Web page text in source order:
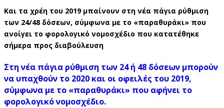
Και τα χρέη του 2019 μπαίνουν στη νέα πάγια ρύθμιση
των 24/48 δόσεων, σύμφωνα με το «παραθυράκι» που
ανοίγει το φορολογικό νομοσχέδιο που κατατέθηκε
σήμερα προς διαβούλευση
Στη νέα πάγια ρύθμιση των 24 ή 48 δόσεων μπορούν
να υπαχθούν το 2020 και οι οφειλές του 2019,
σύμφωνα με το «παραθυράκι» που αφήνει το
φορολογικό νομοσχέδιο.